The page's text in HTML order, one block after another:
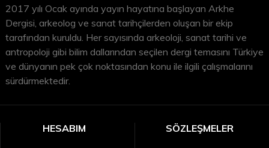
e. Hapalla
2. Lukka Ülkesi
3. Diğer Luvia Ülkeleri
2017 yılı Ocak ayında yayın hayatına başlayan Arkhe
Dergisi, arkeolog ve sanat tarihçilerden oluşan bir ekip
tarafından kuruldu. Her sayısında arkeoloji, sanat tarihi ve
antropoloji gibi bilim dallarından seçilen dergi temasını Türkiye
ve dünyanın pek çok noktasından konu ile ilgili çalışmalarını
sürdürmektedir.
HESABIM
SÖZLEŞMELER